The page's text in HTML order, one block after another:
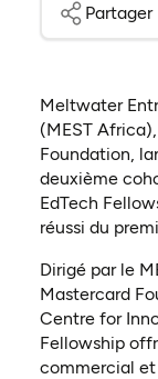
Partager
Meltwater
(MEST
Foundation,
deuxième
EdTech
réussi du
Dirigé par le
Mastercard
Centre for
Fellowship
commercial